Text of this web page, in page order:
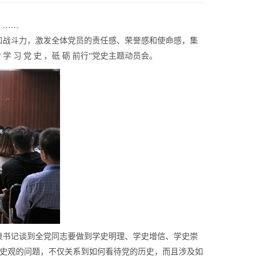
……
斗力，激发全体党员的责任感、荣誉感和使命感，集
习 党 史 ，砥 砺 前行”党史主题动员会。
记谈到全党同志要做到学史明理、学史增信、学史崇
观的问题，不仅关系到如何看待党的历史，而且涉及如